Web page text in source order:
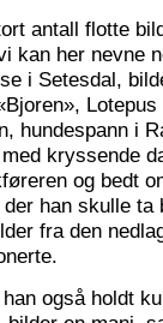
antall flotte
kan her nevne
i Setesdal,
hundespann i
kryssende
og bedt
han skulle
fra den
også holdt